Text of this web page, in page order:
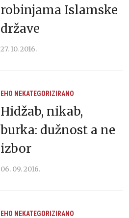
robinjama Islamske
države
27. 10. 2016.
EHO NEKATEGORIZIRANO
Hidžab, nikab,
burka: dužnost a ne
izbor
06. 09. 2016.
EHO NEKATEGORIZIRANO